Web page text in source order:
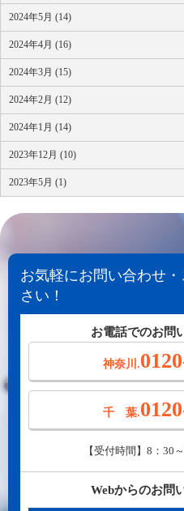
2024年5月 (14)
2024年4月 (16)
2024年3月 (15)
2024年2月 (12)
2024年1月 (14)
2023年12月 (10)
2023年5月 (1)
お気軽にお問い合わせ
さい！
お電話でのお問
神奈川.
千 葉.
【受付時間】8：30
Webからのお問